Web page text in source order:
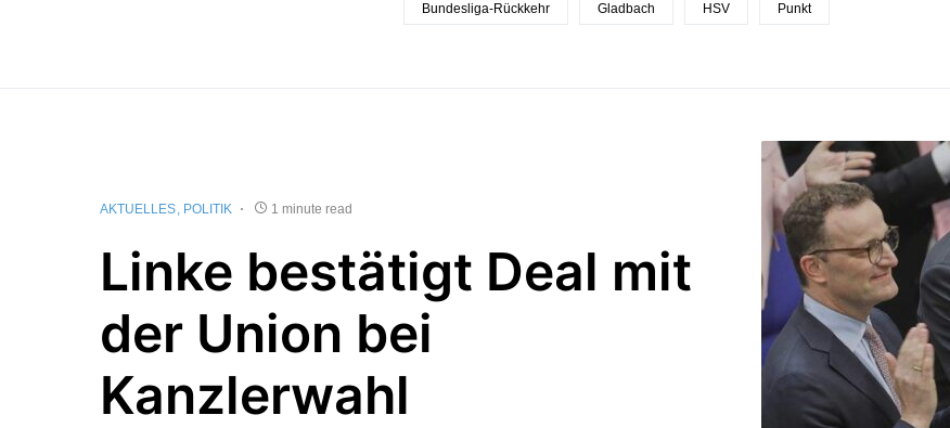
Bundesliga-Rückkehr Gladbach HSV Punkt
AKTUELLES POLITIK 1 minute read
Linke bestätigt Deal mit
der Union bei
Kanzlerwahl